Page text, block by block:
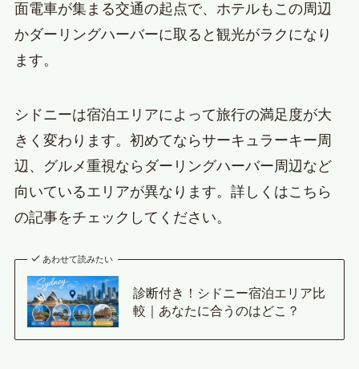
面電車が集まる交通の起点で、ホテルもこの周辺
かダーリングハーバーに取ると観光がラクになり
ます。
シドニーは宿泊エリアによって旅行の満足度が大
きく変わります。初めてならサーキュラーキー周
辺、グルメ重視ならダーリングハーバー周辺など
向いているエリアが異なります。詳しくはこちら
の記事をチェックしてください。
あわせて読みたい
診断付き！シドニー宿泊エリア比
較｜あなたに合うのはどこ？